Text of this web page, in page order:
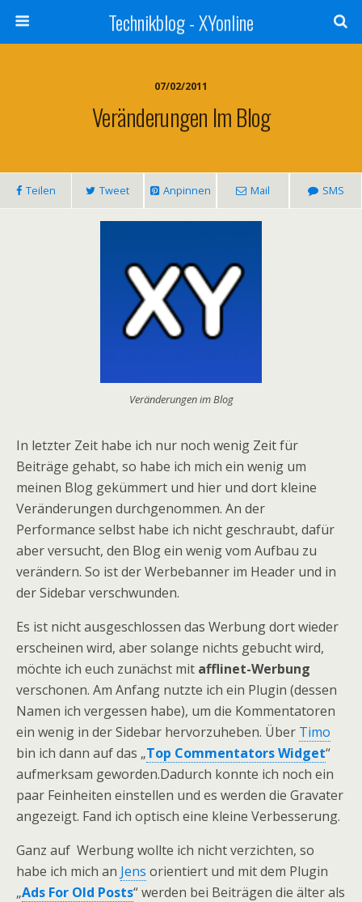
Technikblog - XYonline
07/02/2011
Veränderungen Im Blog
Teilen Tweet Anpinnen Mail SMS
Veränderungen im Blog
In letzter Zeit habe ich nur noch wenig Zeit für
Beiträge gehabt, so habe ich mich ein wenig um
meinen Blog gekümmert und hier und dort kleine
Veränderungen durchgenommen. An der
Performance selbst habe ich nicht geschraubt, dafür
aber versucht, den Blog ein wenig vom Aufbau zu
verändern. So ist der Werbebanner im Header und in
der Sidebar verschwunden.
Es ist nicht ausgeschlossen das Werbung dort wieder
erscheinen wird, aber solange nichts gebucht wird,
möchte ich euch zunächst mit afflinet-Werbung
verschonen. Am Anfang nutzte ich ein Plugin (dessen
Namen ich vergessen habe), um die Kommentatoren
ein wenig in der Sidebar hervorzuheben. Über Timo
bin ich dann auf das „Top Commentators Widget“
aufmerksam geworden.Dadurch konnte ich noch ein
paar Feinheiten einstellen und es werden die Gravater
angezeigt. Fand ich optisch eine kleine Verbesserung.
Ganz auf Werbung wollte ich nicht verzichten, so
habe ich mich an Jens orientiert und mit dem Plugin
„Ads For Old Posts“ werden bei Beiträgen die älter als